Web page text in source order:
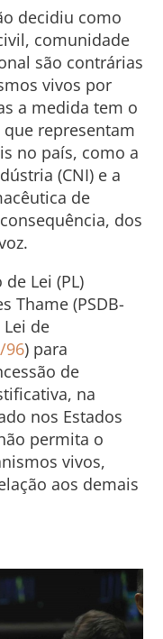
decidiu como
comunidade
são contrárias
vivos por
a medida tem o
representam
no país, como a
(CNI) e a
de
dos
Lei (PL)
Thame (PSDB-
de
96) para
de
na
nos Estados
permita o
vivos,
aos demais